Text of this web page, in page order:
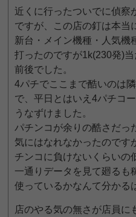
近くに行ったついでに偵察
ですが、この店の釘は本当
新台・メイン機種・人気機
打ったのですが1k(230発)
前後でした。
4パチでここまで酷いのは
で、平日とはいえ4パチコ
うなずけました。
パチンコが余りの酷さだっ
気にはなれなかったのです
チンコに負けないくらいの
一通りデータを見て廻るも
使っているかなんて分かる
店のやる気の無さが店員に